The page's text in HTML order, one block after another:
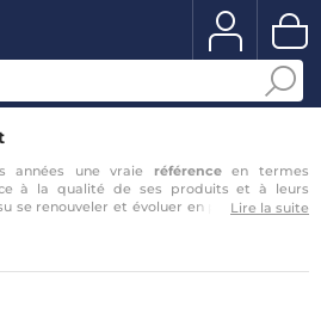
années une vraie référenceen termes
à la qualité de ses produits et à leurs
se renouveler et évoluer en proposant des
Lire la suite